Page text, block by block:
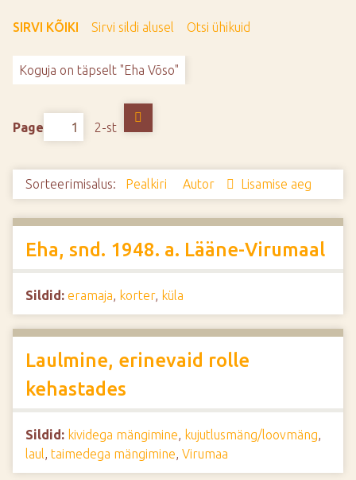
SIRVI KÕIKI Sirvi sildi alusel Otsi ühikuid
Koguja on täpselt "Eha Võso"
Page 2-st
Sorteerimisalus: Pealkiri Autor Lisamise aeg
Eha, snd. 1948. a. Lääne-Virumaal
Sildid: eramaja, korter, küla
Laulmine, erinevaid rolle
kehastades
Sildid: kividega mängimine, kujutlusmäng/loovmäng,
laul, taimedega mängimine, Virumaa